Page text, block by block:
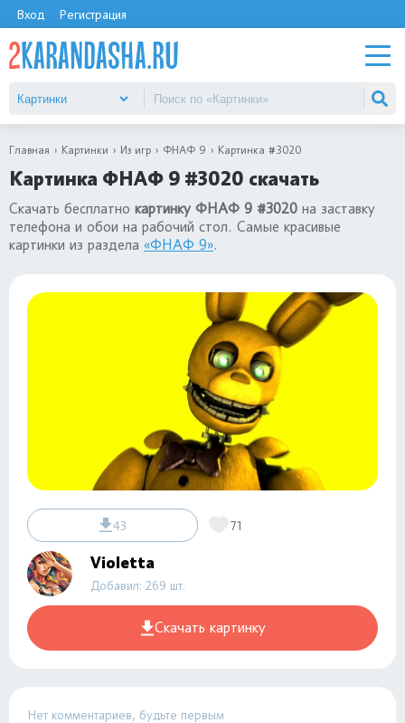
Вход Регистрация
Главная Картинки Из игр ФНАФ 9 Картинка #3020
Картинка ФНАФ 9 #3020 скачать
Скачать бесплатно картинку ФНАФ 9 #3020 на заставку
телефона и обои на рабочий стол. Самые красивые
картинки из раздела «ФНАФ 9».
43 71
Violetta
Добавил: 269 шт.
Скачать картинку
Нет комментариев, будьте первым